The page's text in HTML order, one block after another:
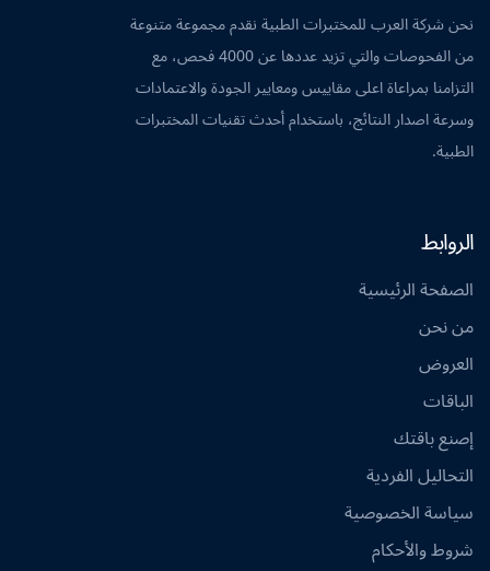
نحن شركة العرب للمختبرات الطبية نقدم مجموعة متنوعة
من الفحوصات والتي تزيد عددها عن 4000 فحص، مع
التزامنا بمراعاة اعلى مقاييس ومعايير الجودة والاعتمادات
وسرعة اصدار النتائج، باستخدام أحدث تقنيات المختبرات
الطبية.
الروابط
الصفحة الرئيسية
من نحن
العروض
الباقات
إصنع باقتك
التحاليل الفردية
سياسة الخصوصية
شروط والأحكام